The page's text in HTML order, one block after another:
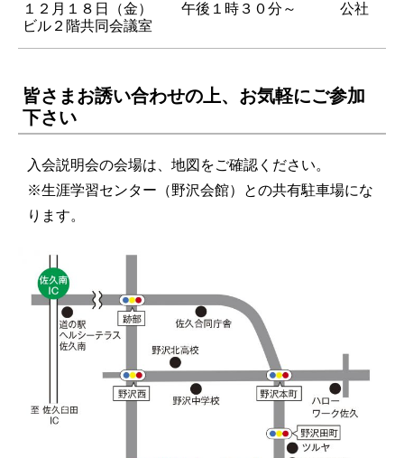
１２月１８日（金） 午後１時３０分～ 公社
ビル２階共同会議室
皆さまお誘い合わせの上、お気軽にご参加
下さい
入会説明会の会場は、地図をご確認ください。
※生涯学習センター（野沢会館）との共有駐車場にな
ります。